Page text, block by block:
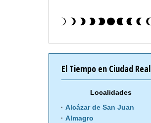
El Tiempo en Ciudad Real
Localidades
Alcázar de San Juan
Almagro